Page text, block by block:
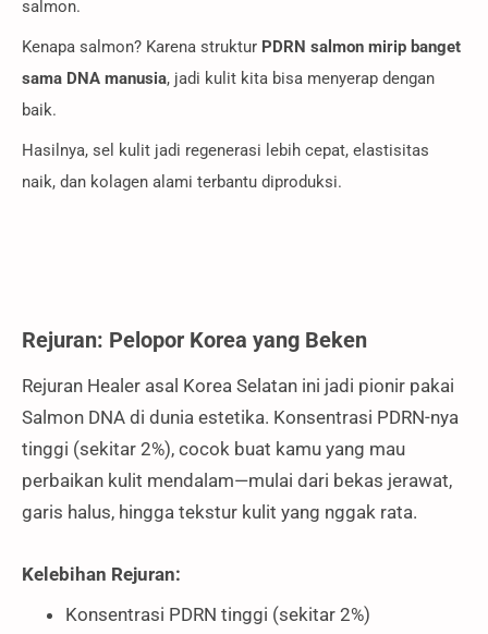
salmon.
Kenapa salmon? Karena struktur PDRN salmon mirip banget
sama DNA manusia, jadi kulit kita bisa menyerap dengan
baik.
Hasilnya, sel kulit jadi regenerasi lebih cepat, elastisitas
naik, dan kolagen alami terbantu diproduksi.
Rejuran: Pelopor Korea yang Beken
Rejuran Healer asal Korea Selatan ini jadi pionir pakai
Salmon DNA di dunia estetika. Konsentrasi PDRN-nya
tinggi (sekitar 2%), cocok buat kamu yang mau
perbaikan kulit mendalam—mulai dari bekas jerawat,
garis halus, hingga tekstur kulit yang nggak rata.
Kelebihan Rejuran:
Konsentrasi PDRN tinggi (sekitar 2%)